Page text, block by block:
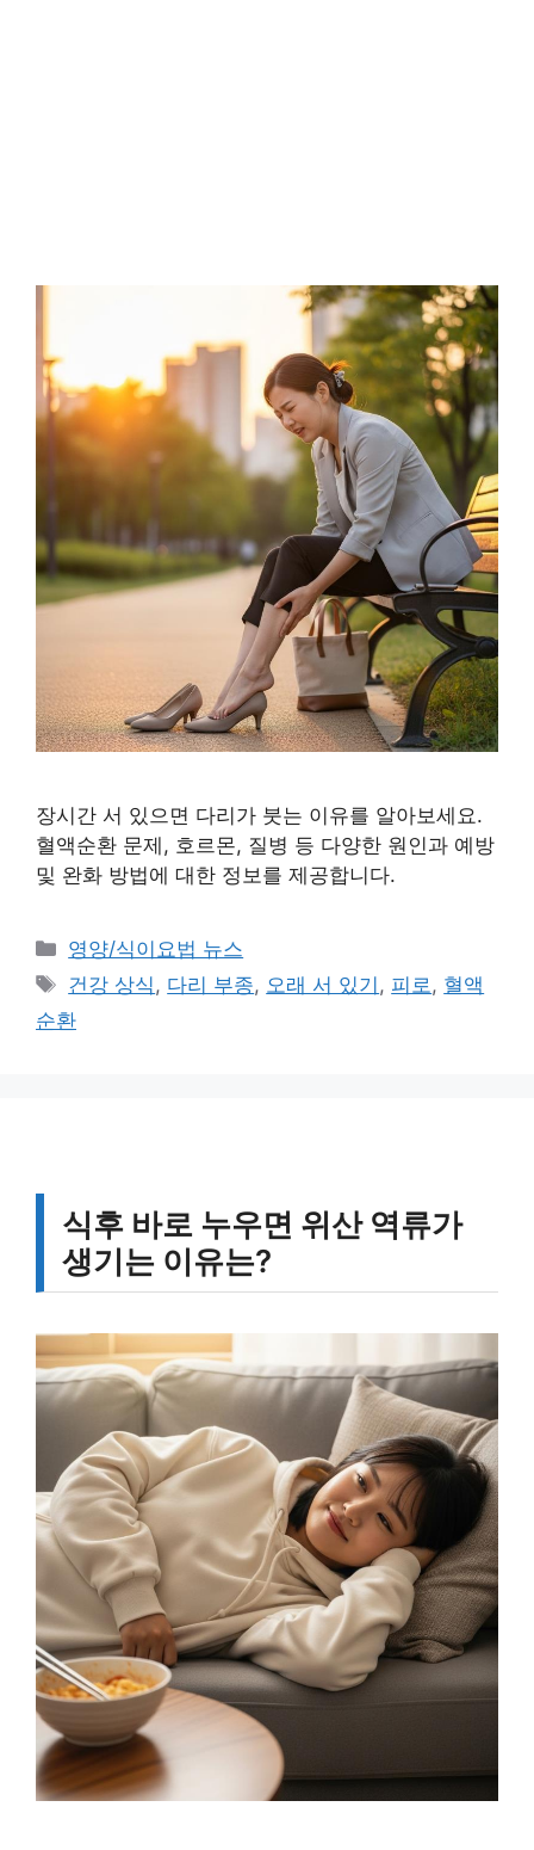
장시간 서 있으면 다리가 붓는 이유를 알아보세요.
혈액순환 문제, 호르몬, 질병 등 다양한 원인과 예방
및 완화 방법에 대한 정보를 제공합니다.
카
테
리
영양/식이요법 뉴스
태
그
건강 상식, 다리 부종, 오래 서 있기 , 피로, 혈액
순환
식후 바로 누우면 위산 역류가
생기는 이유는?